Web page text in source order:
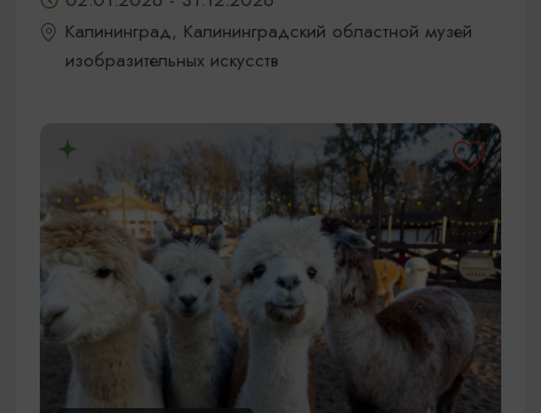
Калининград, Калининградский областной музей
изобразительных искусств